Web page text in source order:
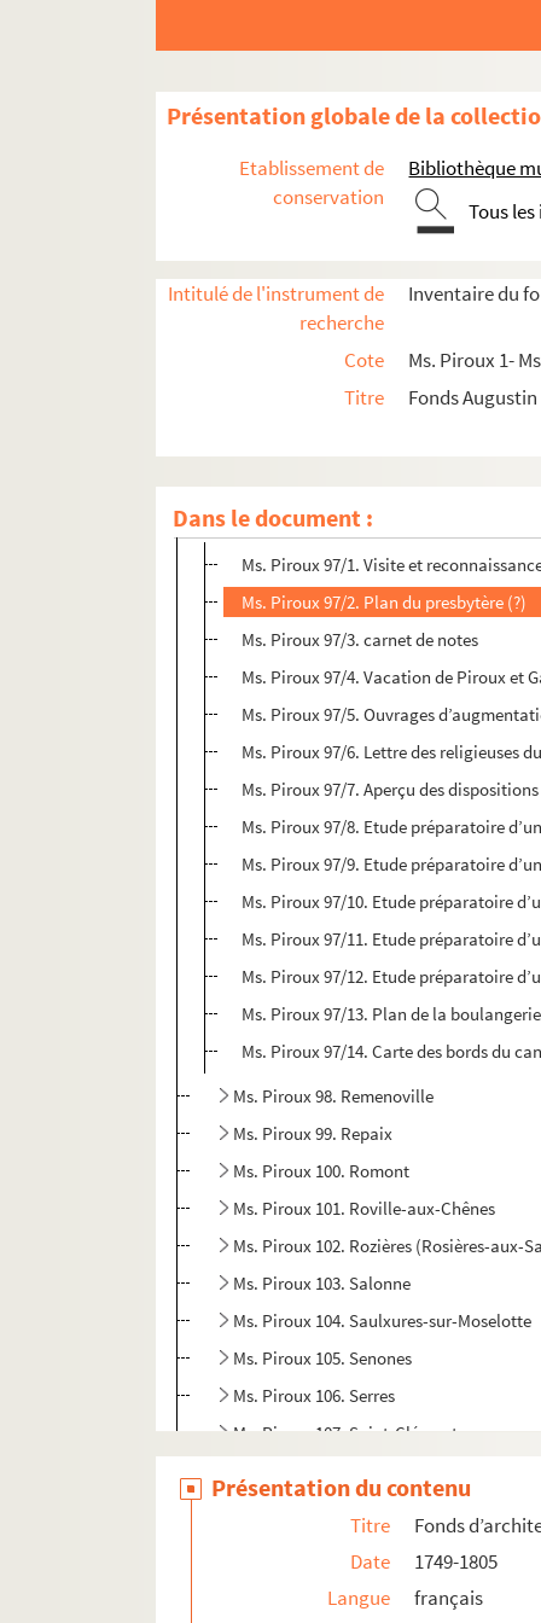
Présentation globale de la
Etablissement de
conservation
Bibliothèque
Tous
Intitulé de l'instrument de
recherche
Inventaire du
Cote
Ms. Piroux 1-
Titre
Fonds
Dans le document :
Ms. Piroux 86. Onzaines
Ms. Piroux 88. Pallegney
Ms. Piroux 90. Pettonville
Ms. Piroux 91. Pexonne
Ms. Piroux 92. Portieux
Ms. Piroux 93. Rambervillers, domaine
Ms. Piroux 94. Rambervillers, domaine
Ms. Piroux 96. Rehaincourt
Ms. Piroux 97. Rehainviller
Ms. Piroux 97/1. Visite et
Ms. Piroux 97/2. Plan du presbytère (?)
Ms. Piroux 97/3. carnet de notes
Ms. Piroux 97/4. Vacation de Piroux et
Ms. Piroux 97/5. Ouvrages
Ms. Piroux 97/6. Lettre des religieuses
Ms. Piroux 97/7. Aperçu des
Ms. Piroux 97/8. Etude préparatoire
Ms. Piroux 97/9. Etude préparatoire
Ms. Piroux 97/10. Etude préparatoire
Ms. Piroux 97/11. Etude préparatoire
Ms. Piroux 97/12. Etude préparatoire
Ms. Piroux 97/13. Plan de la
Ms. Piroux 97/14. Carte des bords du
Ms. Piroux 98. Remenoville
Ms. Piroux 99. Repaix
Ms. Piroux 100. Romont
Ms. Piroux 101. Roville-aux-Chênes
Ms. Piroux 102. Rozières (Rosières-aux-
Ms. Piroux 103. Salonne
Ms. Piroux 104. Saulxures-sur-Moselotte
Ms. Piroux 105. Senones
Ms. Piroux 106. Serres
Ms. Piroux 107. Saint-Clément
Présentation du contenu
Titre
Fonds
Date
1749-1805
Langue
français